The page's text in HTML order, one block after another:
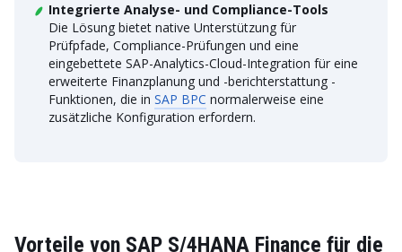
Integrierte Analyse- und Compliance-Tools
Die Lösung bietet native Unterstützung für
Prüfpfade, Compliance-Prüfungen und eine
eingebettete SAP-Analytics-Cloud-Integration für eine
erweiterte Finanzplanung und -berichterstattung -
Funktionen, die in SAP BPC normalerweise eine
zusätzliche Konfiguration erfordern.
Vorteile von SAP S/4HANA Finance für die